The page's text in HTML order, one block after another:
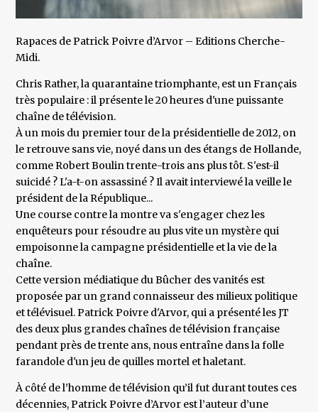
Rapaces de Patrick Poivre d’Arvor – Editions Cherche-
Midi.
Chris Rather, la quarantaine triomphante, est un Français
très populaire : il présente le 20 heures d'une puissante
chaîne de télévision.
À un mois du premier tour de la présidentielle de 2012, on
le retrouve sans vie, noyé dans un des étangs de Hollande,
comme Robert Boulin trente-trois ans plus tôt. S'est-il
suicidé ? L'a-t-on assassiné ? Il avait interviewé la veille le
président de la République...
Une course contre la montre va s'engager chez les
enquêteurs pour résoudre au plus vite un mystère qui
empoisonne la campagne présidentielle et la vie de la
chaîne.
Cette version médiatique du Bûcher des vanités est
proposée par un grand connaisseur des milieux politique
et télévisuel. Patrick Poivre d'Arvor, qui a présenté les JT
des deux plus grandes chaînes de télévision française
pendant près de trente ans, nous entraîne dans la folle
farandole d'un jeu de quilles mortel et haletant.
À côté de l’homme de télévision qu’il fut durant toutes ces
décennies, Patrick Poivre d’Arvor est l’auteur d’une